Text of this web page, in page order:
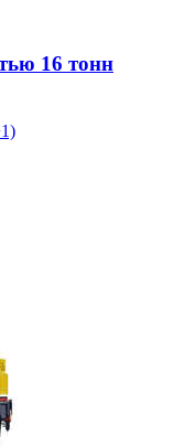
16 тонн